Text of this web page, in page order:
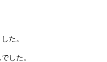
た。
した。